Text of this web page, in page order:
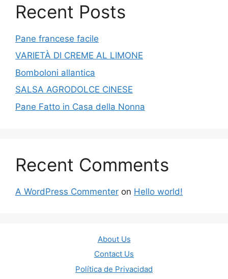
Recent Posts
Pane francese facile
VARIETÀ DI CREME AL LIMONE
Bomboloni allantica
SALSA AGRODOLCE CINESE
Pane Fatto in Casa della Nonna
Recent Comments
A WordPress Commenter on Hello world!
About Us
Contact Us
Política de Privacidad